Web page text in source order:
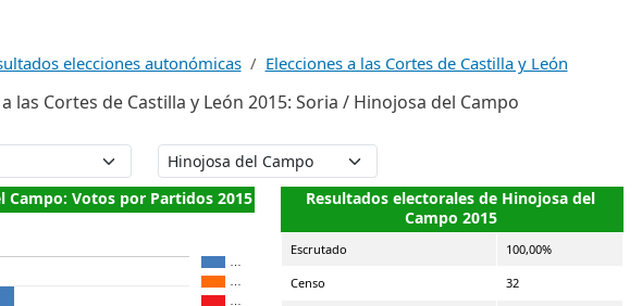
elecciones autonómicas Elecciones a las Cortes de Castilla y León
las Cortes de Castilla y León 2015: Soria / Hinojosa del Campo
Campo: Votos por Partidos 2015
Resultados electorales de Hinojosa del
Campo 2015
Escrutado 100,00%
Censo 32